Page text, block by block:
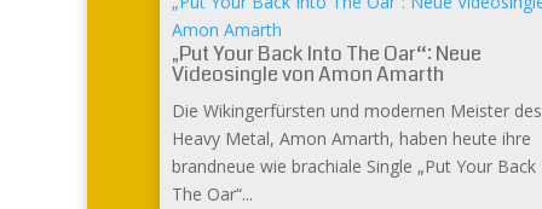
Amon Amarth
„Put Your Back Into The Oar“: Neue
Videosingle von Amon Amarth
Die Wikingerfürsten und modernen Meister des
Heavy Metal, Amon Amarth, haben heute ihre
brandneue wie brachiale Single „Put Your
The Oar“...